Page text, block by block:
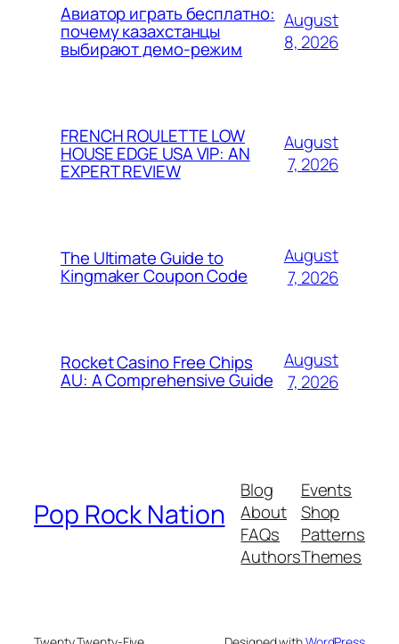
Авиатор играть бесплатно:
почему казахстанцы
выбирают демо-режим
August
8, 2026
FRENCH ROULETTE LOW
HOUSE EDGE USA VIP: AN
EXPERT REVIEW
August
7, 2026
The Ultimate Guide to
Kingmaker Coupon Code
August
7, 2026
Rocket Casino Free Chips
AU: A Comprehensive Guide
August
7, 2026
Pop Rock Nation
Blog
About
FAQs
Authors
Events
Shop
Patterns
Themes